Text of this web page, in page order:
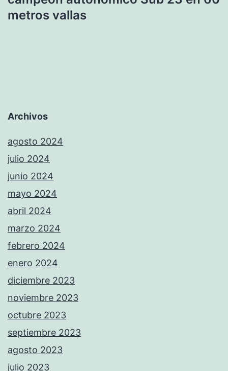
metros vallas
Archivos
agosto 2024
julio 2024
junio 2024
mayo 2024
abril 2024
marzo 2024
febrero 2024
enero 2024
diciembre 2023
noviembre 2023
octubre 2023
septiembre 2023
agosto 2023
julio 2023